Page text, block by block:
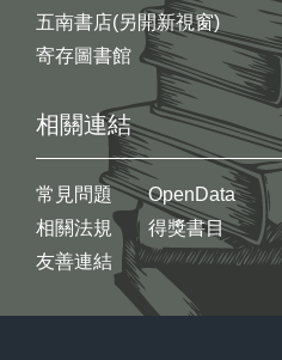
五南書店(另開新視窗)
寄存圖書館
相關連結
常見問題
相關法規
友善連結
OpenData
得獎書目